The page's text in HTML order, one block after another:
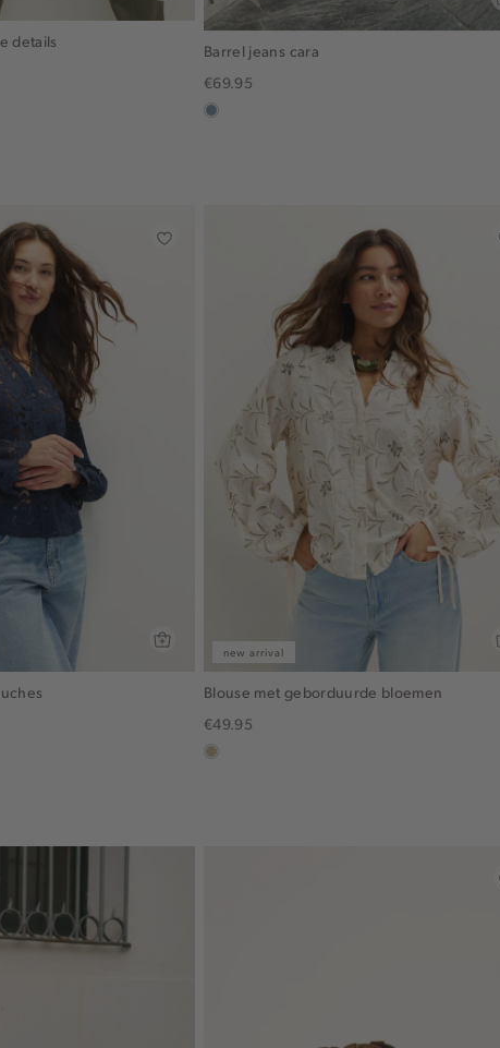
details
Barrel jeans cara
€69.95
dusty
new arrival
Blouse met geborduurde bloemen
€49.95
lichtzand